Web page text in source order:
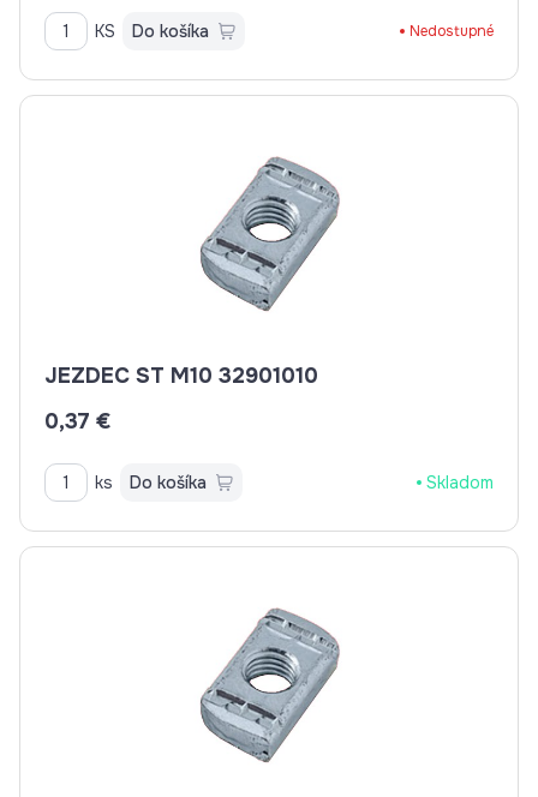
KS Do košíka Nedostupné
JEZDEC ST M10 32901010
0,37 €
ks Do košíka Skladom